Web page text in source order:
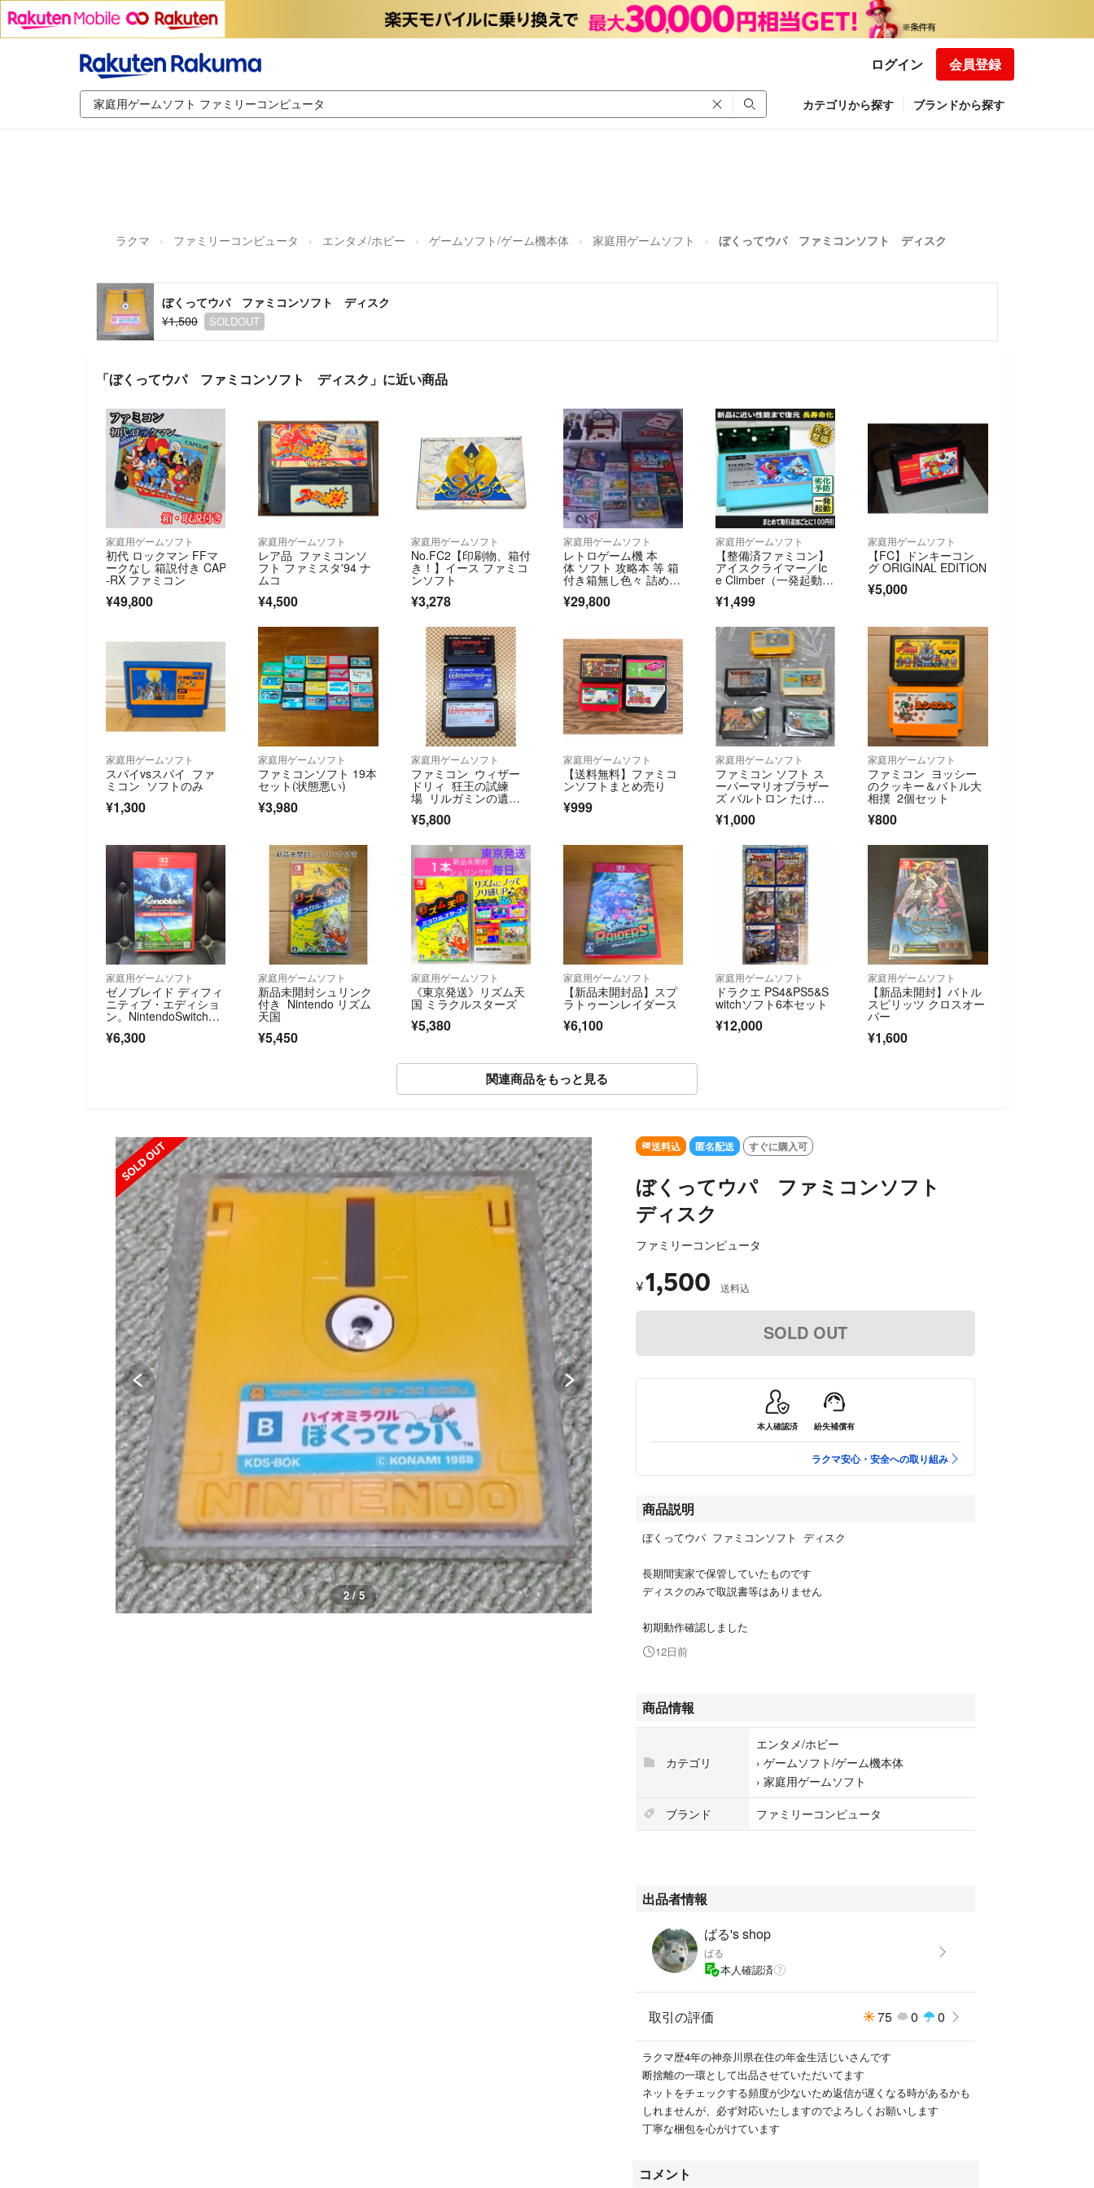
ログイン 会員登録
カテゴリから探す ブランドから探す
ラクマ ファミリーコンピュータ エンタメ/ホビー ゲームソフト/ゲーム機本体 家庭用ゲームソフト ぼくってウパ ファミコンソフト ディスク
ぼくってウパ ファミコンソフト ディスク
¥1,500
SOLDOUT
「ぼくってウパ ファミコンソフト ディスク」に近い商品
家庭用ゲームソフト
初代 ロックマン FFマ
ークなし 箱説付き CAP
-RX ファミコン
¥49,800
家庭用ゲームソフト
レア品 ファミコンソ
フト ファミスタ'94 ナ
ムコ
¥4,500
家庭用ゲームソフト
No.FC2【印刷物、箱付
き！】イース ファミコ
ンソフト
¥3,278
家庭用ゲームソフト
レトロゲーム機 本
体 ソフト 攻略本 等 箱
付き箱無し色々 詰め合
わせ 大量
¥29,800
家庭用ゲームソフト
【整備済ファミコン】
アイスクライマー／Ic
e Climber（一発起動）
¥1,499
家庭用ゲームソフト
【FC】ドンキーコン
グ ORIGINAL EDITION
¥5,000
家庭用ゲームソフト
スパイvsスパイ ファ
ミコン ソフトのみ
¥1,300
家庭用ゲームソフト
ファミコンソフト 19本
セット(状態悪い)
¥3,980
家庭用ゲームソフト
ファミコン ウィザー
ドリィ 狂王の試練
場 リルガミンの遺
士 Ⅰ.Ⅱ.Ⅲ 3本セット
¥5,800
家庭用ゲームソフト
【送料無料】ファミコ
ンソフトまとめ売り
¥999
家庭用ゲームソフト
ファミコン ソフト ス
ーパーマリオブラザー
ズ バルトロン たけし
の冒険島 大魔司教ガリ
¥1,000
家庭用ゲームソフト
ファミコン ヨッシー
のクッキー＆バトル大
相撲 2個セット
¥800
家庭用ゲームソフト
ゼノブレイド ディフィ
ニティブ・エディショ
ン。NintendoSwitch
¥6,300
家庭用ゲームソフト
新品未開封シュリンク
付き Nintendo リズム
天国
¥5,450
家庭用ゲームソフト
《東京発送》リズム天
国 ミラクルスターズ
¥5,380
家庭用ゲームソフト
【新品未開封品】スプ
ラトゥーンレイダース
¥6,100
家庭用ゲームソフト
ドラクエ PS4&PS5&S
witchソフト6本セット
¥12,000
家庭用ゲームソフト
【新品未開封】バトル
スピリッツ クロスオー
バー
¥1,600
関連商品をもっと見る
SOLD OUT SOLD OUT
3 / 5
送料込 匿名配送 すぐに購入可
ぼくってウパ ファミコンソフト
ディスク
ファミリーコンピュータ
¥1,500 送料込
SOLD OUT
本人確認済 紛失補償有
ラクマ安心・安全への取り組み
商品説明
ぼくってウパ ファミコンソフト ディスク
長期間実家で保管していたものです
ディスクのみで取説書等はありません
初期動作確認しました
12日前
商品情報
カテゴリ
エンタメ/ホビー
› ゲームソフト/ゲーム機本体
› 家庭用ゲームソフト
ブランド
ファミリーコンピュータ
出品者情報
ばる's shop
ばる
本人確認済
取引の評価 75 0 0
ラクマ歴4年の神奈川県在住の年金生活じいさんです
断捨離の一環として出品させていただいてます
ネットをチェックする頻度が少ないため返信が遅くなる時があるかも
しれませんが、必ず対応いたしますのでよろしくお願いします
丁寧な梱包を心がけています
コメント